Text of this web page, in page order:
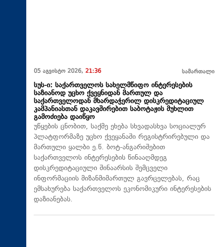
05 აგვისტო 2026, 21:36 სამართალი
სუს-ი: საქართველოს სახელმწიფო ინტერესების
საზიანოდ უცხო ქვეყნიდან მართულ და
საქართველოდან მხარდაჭერილ დისკრედიტაციულ
კამპანიასთან დაკავშირებით საბოტაჟის მუხლით
გამოძიება დაიწყო
უწყების ცნობით, საქმე ეხება სხვადასხვა სოციალურ
პლატფორმაზე უცხო ქვეყანაში რეგისტრირებული და
მართული ყალბი ე.წ. ბოტ-ანგარიშებით
საქართველოს ინტერესების წინააღმდეგ
დისკრედიტაციული შინაარსის შემცველი
ინფორმაციის მიზანმიმართულ გავრცელებას, რაც
ემსახურება საქართველოს ეკონომიკური ინტერესების
დაზიანებას.